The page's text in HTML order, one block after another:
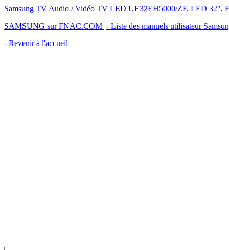
Samsung TV Audio / Vidéo TV LED UE32EH5000/ZF, LED 32",
SAMSUNG sur FNAC.COM - Liste des manuels utilisateur
- Revenir à l'accueil